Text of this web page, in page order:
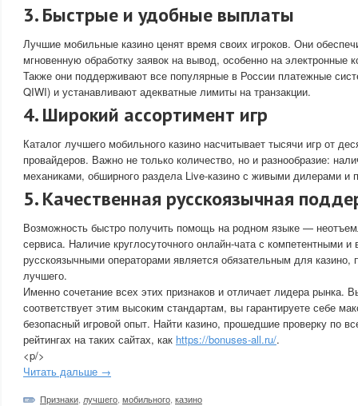
3. Быстрые и удобные выплаты
Лучшие мобильные казино ценят время своих игроков. Они
мгновенную обработку заявок на вывод, особенно на электронные
Также они поддерживают все популярные в России платежные
QIWI) и устанавливают адекватные лимиты на транзакции.
4. Широкий ассортимент игр
Каталог лучшего мобильного казино насчитывает тысячи игр от
провайдеров. Важно не только количество, но и разнообразие:
механиками, обширного раздела Live-казино с живыми дилерами и
5. Качественная русскоязычная
Возможность быстро получить помощь на родном языке —
сервиса. Наличие круглосуточного онлайн-чата с компетентными
русскоязычными операторами является обязательным для казино,
лучшего.
Именно сочетание всех этих признаков и отличает лидера рынка.
соответствует этим высоким стандартам, вы гарантируете себе
безопасный игровой опыт. Найти казино, прошедшие проверку по
рейтингах на таких сайтах, как https://bonuses-all.ru/.
<p/>
Читать дальше →
Признаки лучшего мобильного казино